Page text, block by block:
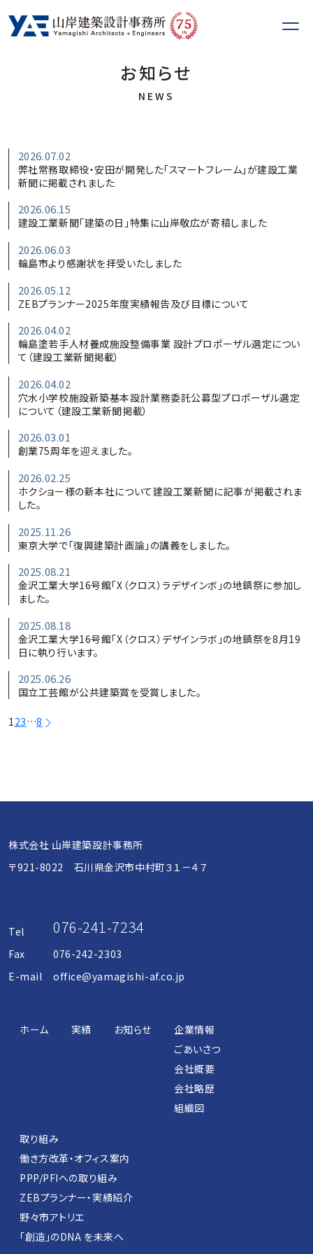
75
th
お知 らせ
NEWS
2026.07.02
弊社常務取締役・安田が開発した「スマートフレーム」が建設工業
新聞に掲載されました
2026.06.15
建設工業新聞「建築の日」特集に山岸敬広が寄稿しました
2026.06.03
輪島市より感謝状を拝受いたしました
2026.05.12
ZEBプランナー2025年度実績報告及び目標について
2026.04.02
輪島塗若手人材養成施設整備事業 設計プロポーザル選定につい
て（建設工業新聞掲載）
2026.04.02
穴水小学校施設新築基本設計業務委託公募型プロポーザル選定
について（建設工業新聞掲載）
2026.03.01
創業75周年を迎えました。
2026.02.25
ホクショー様の新本社について建設工業新聞に記事が掲載されま
した。
2025.11.26
東京大学で「復興建築計画論」の講義をしました。
2025.08.21
金沢工業大学16号館「X（クロス）ラデザインボ」の地鎮祭に参加し
ました。
2025.08.18
金沢工業大学16号館「X（クロス）デザインラボ」の地鎮祭を8月19
日に執り行います。
2025.06.26
国立工芸館が公共建築賞を受賞しました。
投
ペ
ジ
送
り
1 23…8
株式会社 山岸建築設計事務所
〒921-8022 石川県金沢市中村町３１－４７
Tel 076-241-7234
Fax
076-242-2303
E-mail
office@yamagishi-af.co.jp
ホーム 実績 お知らせ
企業情報
ごあいさつ
会社概要
会社略歴
組織図
取り組み
働き方改革・オフィス案内
PPP/PFIへの取り組み
ZEBプランナー・実績紹介
野々市アトリエ
「創造」のDNA を未来へ